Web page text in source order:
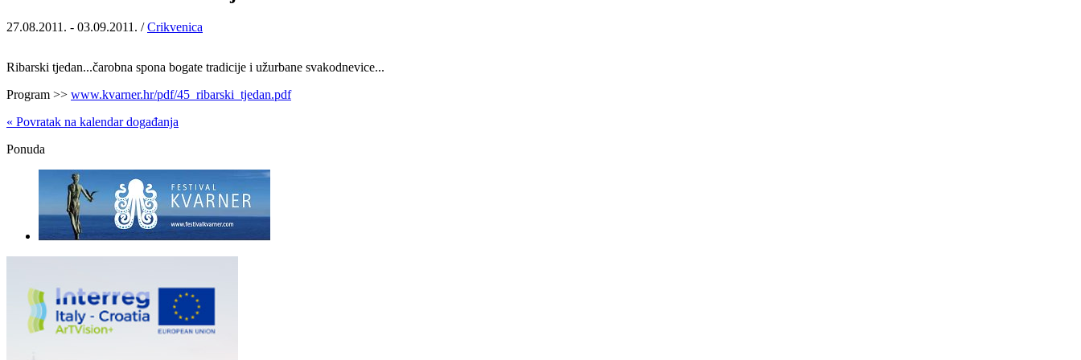
27.08.2011. - 03.09.2011. /Crikvenica
Ribarski tjedan...čarobna spona bogate tradicije i užurbane svakodnevice...
Program >> www.kvarner.hr/pdf/45_ribarski_tjedan.pdf
« Povratak na kalendar događanja
Ponuda